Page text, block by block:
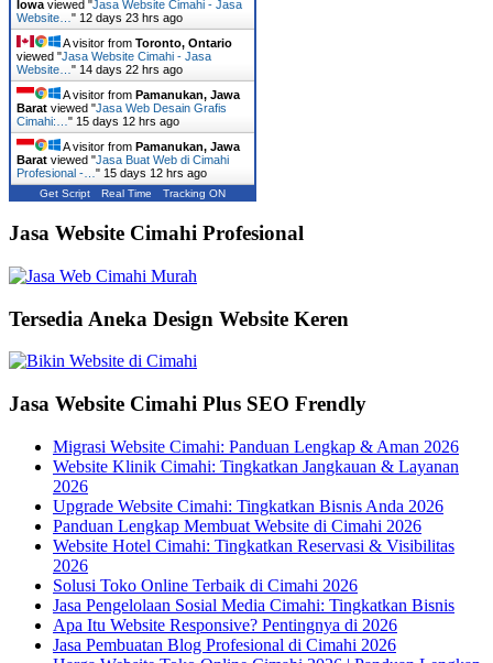
Iowa viewed "Jasa Website Cimahi - Jasa
Website… " 12 days 23 hrs ago
A visitor from Toronto, Ontario
viewed "Jasa Website Cimahi - Jasa
Website… " 14 days 22 hrs ago
A visitor from Pamanukan, Jawa
Barat viewed "Jasa Web Desain Grafis
Cimahi:… " 15 days 12 hrs ago
A visitor from Pamanukan, Jawa
Barat viewed "Jasa Buat Web di Cimahi
Profesional -… " 15 days 12 hrs ago
Get Script Real Time Tracking ON
Jasa Website Cimahi Profesional
Tersedia Aneka Design Website Keren
Jasa Website Cimahi Plus SEO Frendly
Migrasi Website Cimahi: Panduan Lengkap & Aman 2026
Website Klinik Cimahi: Tingkatkan Jangkauan & Layanan
2026
Upgrade Website Cimahi: Tingkatkan Bisnis Anda 2026
Panduan Lengkap Membuat Website di Cimahi 2026
Website Hotel Cimahi: Tingkatkan Reservasi & Visibilitas
2026
Solusi Toko Online Terbaik di Cimahi 2026
Jasa Pengelolaan Sosial Media Cimahi: Tingkatkan Bisnis
Apa Itu Website Responsive? Pentingnya di 2026
Jasa Pembuatan Blog Profesional di Cimahi 2026